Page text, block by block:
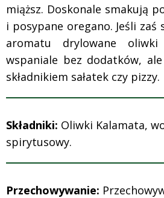
miąższ. Doskonale smakują
i posypane oregano. Jeśli zaś
aromatu drylowane oliwki
wspaniale bez dodatków,
składnikiem sałatek czy pizzy.
Składniki: Oliwki Kalamata,
spirytusowy.
Przechowywanie: